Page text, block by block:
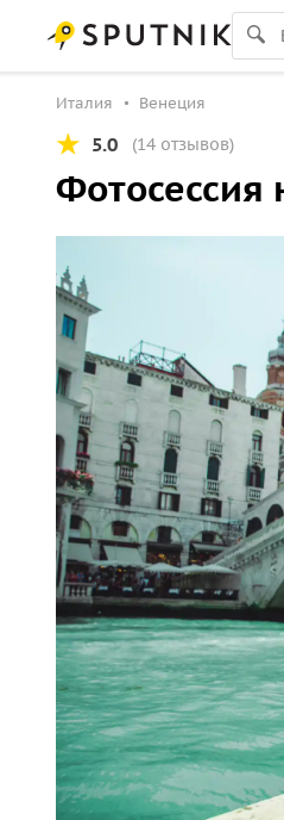
Италия Венеция
5.0 (14 отзывов)
Фотосессия